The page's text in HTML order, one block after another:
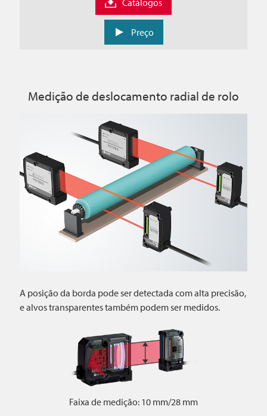
Catálogos
Preço
Medição de deslocamento radial de rolo
A posição da borda pode ser detectada com alta precisão,
e alvos transparentes também podem ser medidos.
Faixa de medição: 10 mm/28 mm